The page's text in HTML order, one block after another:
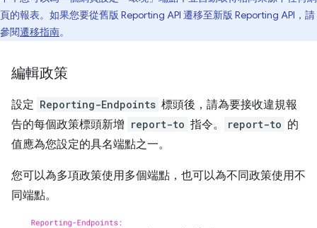
頁的報表。如果您要從舊版 Reporting API 遷移至新版 Reporting API，請
參閱遷移指南。
編輯政策
設定 Reporting-Endpoints 標頭後，請為要接收違規報
告的每個政策標頭新增 report-to 指令。 report-to 的
值應為您設定的具名端點之一。
您可以為多項政策使用多個端點，也可以為不同政策使用不
同端點。